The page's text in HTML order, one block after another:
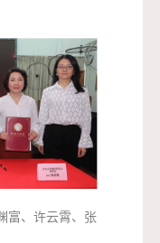
富、许云霄、张